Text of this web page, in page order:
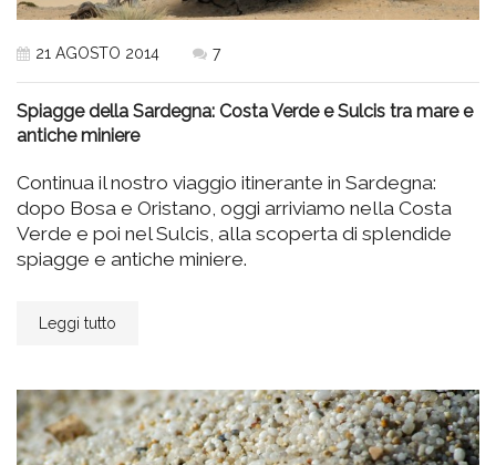
21 AGOSTO 2014 7
Spiagge della Sardegna: Costa Verde e Sulcis tra mare e
antiche miniere
Continua il nostro viaggio itinerante in Sardegna:
dopo Bosa e Oristano, oggi arriviamo nella Costa
Verde e poi nel Sulcis, alla scoperta di splendide
spiagge e antiche miniere.
Leggi tutto